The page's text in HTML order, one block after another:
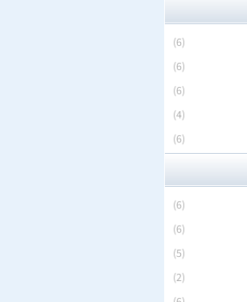
(
6
)
(
6
)
(
6
)
(
4
)
(
6
)
(
6
)
(
6
)
(
5
)
(
2
)